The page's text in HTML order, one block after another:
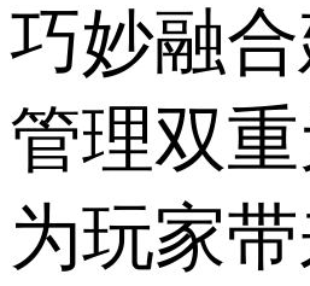
巧妙融
管理双重
为玩家